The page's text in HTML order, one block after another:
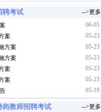
聘考试
-->更多
06-05
案
05-23
方案
05-23
方案
05-23
案
05-23
案
05-23
05-19
岗教师招聘考试
-->更多